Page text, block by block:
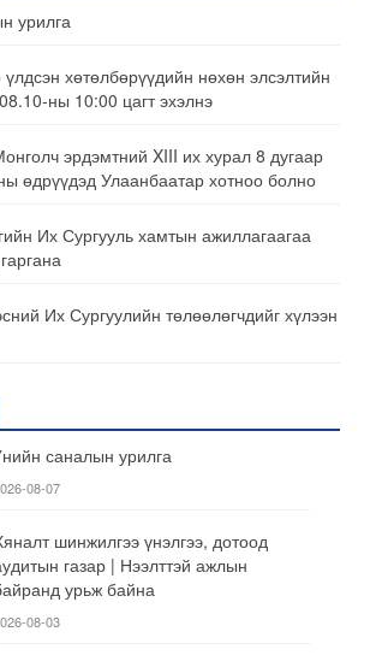
урилга
хөтөлбөрүүдийн нөхөн элсэлтийн
ны 10:00 цагт эхэлнэ
эрдэмтний XIII их хурал 8 дугаар
өдрүүдэд Улаанбаатар хотноо болно
Их Сургууль хамтын ажиллагаагаа
Их Сургуулийн төлөөлөгчдийг хүлээн
саналын урилга
08-07
шинжилгээ үнэлгээ, дотоод
газар | Нээлттэй ажлын
урьж байна
08-03